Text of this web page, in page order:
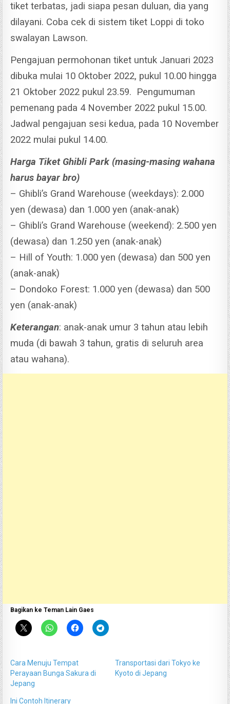
tiket terbatas, jadi siapa pesan duluan, dia yang
dilayani. Coba cek di sistem tiket Loppi di toko
swalayan Lawson.
Pengajuan permohonan tiket untuk Januari 2023
dibuka mulai 10 Oktober 2022, pukul 10.00 hingga
21 Oktober 2022 pukul 23.59. Pengumuman
pemenang pada 4 November 2022 pukul 15.00.
Jadwal pengajuan sesi kedua, pada 10 November
2022 mulai pukul 14.00.
Harga Tiket Ghibli Park (masing-masing wahana
harus bayar bro)
– Ghibli’s Grand Warehouse (weekdays): 2.000
yen (dewasa) dan 1.000 yen (anak-anak)
– Ghibli’s Grand Warehouse (weekend): 2.500 yen
(dewasa) dan 1.250 yen (anak-anak)
– Hill of Youth: 1.000 yen (dewasa) dan 500 yen
(anak-anak)
– Dondoko Forest: 1.000 yen (dewasa) dan 500
yen (anak-anak)
Keterangan: anak-anak umur 3 tahun atau lebih
muda (di bawah 3 tahun, gratis di seluruh area
atau wahana).
Bagikan ke Teman Lain Gaes
Cara Menuju Tempat
Perayaan Bunga Sakura di
Jepang
Transportasi dari Tokyo ke
Kyoto di Jepang
Ini Contoh Itinerary